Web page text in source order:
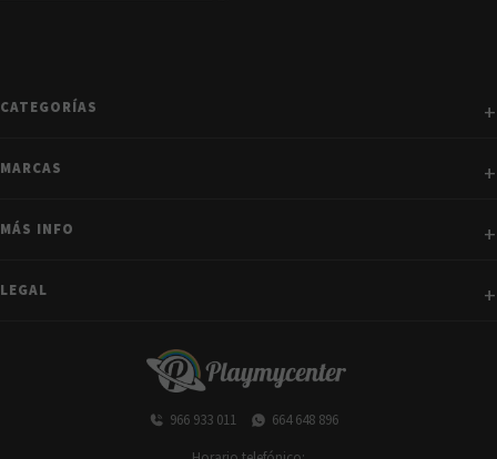
CATEGORÍAS
MARCAS
MÁS INFO
LEGAL
966 933 011 664 648 896